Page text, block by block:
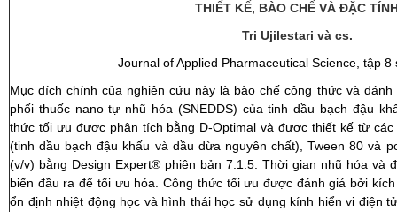
THIẾT KẾ, BÀO CHẾ VÀ ĐẶC
Tri Ujilestari và cs.
Journal of Applied Pharmaceutical Science, tập 8
Mục đích chính của nghiên cứu này là bào chế công thức và
phối thuốc nano tự nhũ hóa (SNEDDS) của tinh dầu bạch đậu
thức tối ưu được phân tích bằng D-Optimal và được thiết kế từ
(tinh dầu bạch đậu khấu và dầu dừa nguyên chất), Tween 80 và
(v/v) bằng Design Expert® phiên bản 7.1.5. Thời gian nhũ hóa và
biến đầu ra để tối ưu hóa. Công thức tối ưu được đánh giá bởi
ổn định nhiệt động học và hình thái học sử dụng kính hiển vi điện